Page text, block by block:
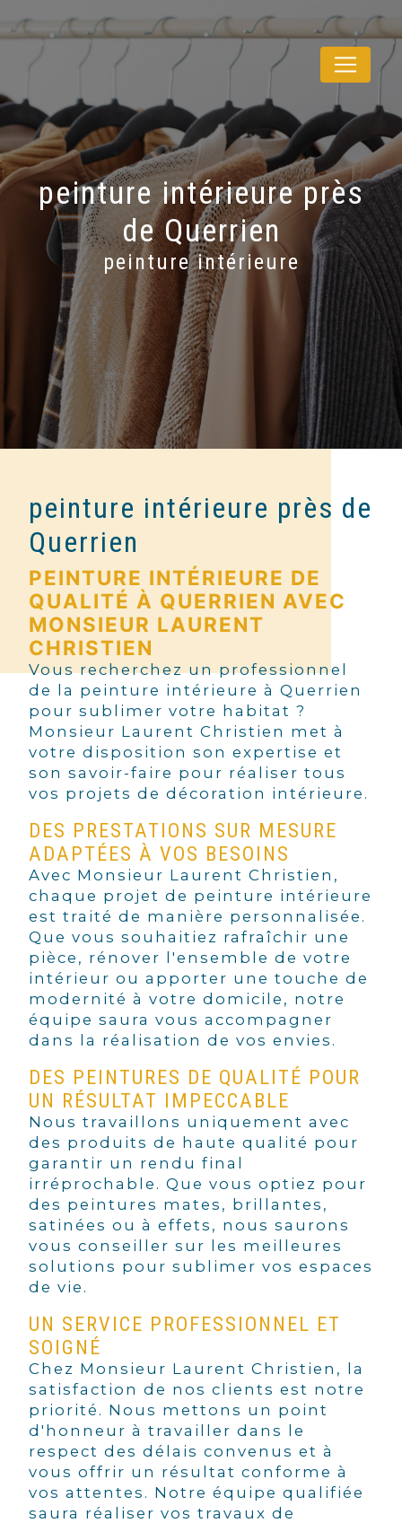
peinture intérieure près
de Querrien
peinture intérieure
peinture intérieure près de
Querrien
PEINTURE INTÉRIEURE DE
QUALITÉ À QUERRIEN AVEC
MONSIEUR LAURENT
CHRISTIEN
Vous recherchez un professionnel
de la peinture intérieure à Querrien
pour sublimer votre habitat ?
Monsieur Laurent Christien met à
votre disposition son expertise et
son savoir-faire pour réaliser tous
vos projets de décoration intérieure.
DES PRESTATIONS SUR MESURE
ADAPTÉES À VOS BESOINS
Avec Monsieur Laurent Christien,
chaque projet de peinture intérieure
est traité de manière personnalisée.
Que vous souhaitiez rafraîchir une
pièce, rénover l'ensemble de votre
intérieur ou apporter une touche de
modernité à votre domicile, notre
équipe saura vous accompagner
dans la réalisation de vos envies.
DES PEINTURES DE QUALITÉ POUR
UN RÉSULTAT IMPECCABLE
Nous travaillons uniquement avec
des produits de haute qualité pour
garantir un rendu final
irréprochable. Que vous optiez pour
des peintures mates, brillantes,
satinées ou à effets, nous saurons
vous conseiller sur les meilleures
solutions pour sublimer vos espaces
de vie.
UN SERVICE PROFESSIONNEL ET
SOIGNÉ
Chez Monsieur Laurent Christien, la
satisfaction de nos clients est notre
priorité. Nous mettons un point
d'honneur à travailler dans le
respect des délais convenus et à
vous offrir un résultat conforme à
vos attentes. Notre équipe qualifiée
saura réaliser vos travaux de